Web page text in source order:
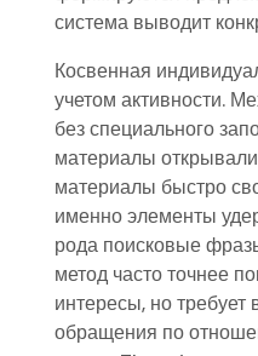
система выводит
Косвенная
учетом активности.
без специального
материалы
материалы быстро
именно элементы
рода поисковые
метод часто точнее
интересы, но требует
обращения по